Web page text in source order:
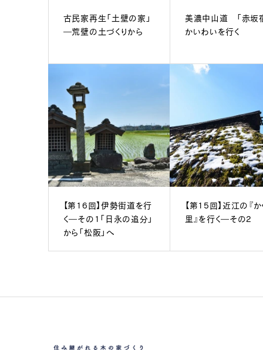
古民家再生「土壁の家」
―荒壁の土づくりから
美濃中山道 「赤坂
かいわいを行く
【第16回】伊勢街道を行
く―その1「日永の追分」
から「松阪」へ
【第15回】近江の『
里』を行く―その2